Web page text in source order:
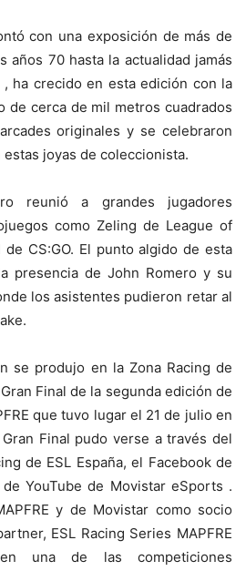
con una exposición de más de
años 70 hasta la actualidad jamás
ha crecido en esta edición con la
de cerca de mil metros cuadrados
originales y se celebraron
joyas de coleccionista.
reunió a grandes jugadores
como Zeling de League of
de CS:GO. El punto algido de esta
presencia de John Romero y su
los asistentes pudieron retar al
se produjo en la Zona Racing de
Final de la segunda edición de
que tuvo lugar el 21 de julio en
Gran Final pudo verse a través del
de ESL España, el Facebook de
YouTube de Movistar eSports .
y de Movistar como socio
ESL Racing Series MAPFRE
una de las competiciones